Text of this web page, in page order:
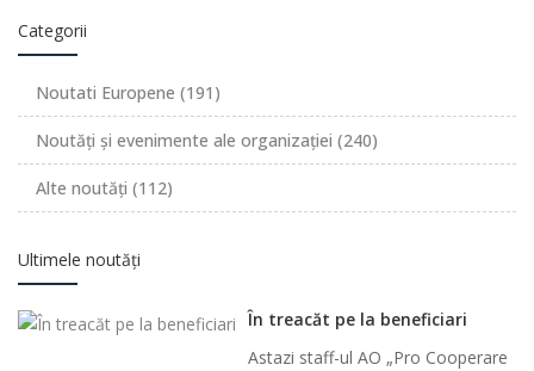
Categorii
Noutati Europene (191)
Noutăți și evenimente ale organizației (240)
Alte noutăți (112)
Ultimele noutăți
În treacăt pe la beneficiari
Astazi staff-ul AO „Pro Cooperare